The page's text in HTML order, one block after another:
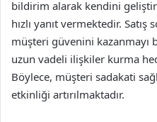
bildirim alarak kendini
hızlı yanıt vermektedir.
müşteri güvenini kazanmayı
uzun vadeli ilişkiler kurma
Böylece, müşteri sadakati
etkinliği artırılmaktadır.